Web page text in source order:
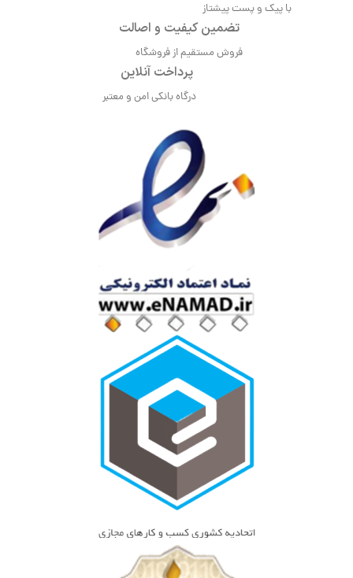
با پیک و پست پیشتاز
تضمین کیفیت و اصالت
فروش مستقیم از فروشگاه
پرداخت آنلاین
درگاه بانکی امن و معتبر